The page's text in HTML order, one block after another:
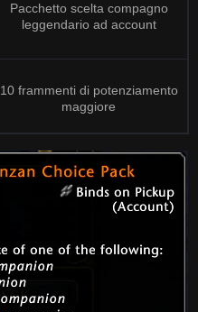
Pacchetto scelta compagno
leggendario ad account
10 frammenti di potenziamento
maggiore